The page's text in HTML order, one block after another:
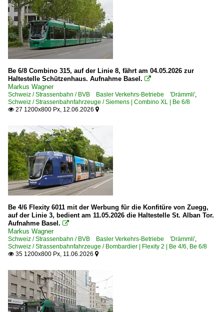
Be 6/8 Combino 315, auf der Linie 8, fährt am 04.05.2026 zur
Haltestelle Schützenhaus. Aufnahme Basel. 
Markus Wagner
Schweiz / Strassenbahn / BVB Basler Verkehrs-Betriebe 'Drämmli',
Schweiz / Strassenbahnfahrzeuge / Siemens | Combino XL | Be 6/8
 27 1200x800 Px, 12.06.2026 
Be 4/6 Flexity 6011 mit der Werbung für die Konfitüre von Zuegg,
auf der Linie 3, bedient am 11.05.2026 die Haltestelle St. Alban Tor.
Aufnahme Basel. 
Markus Wagner
Schweiz / Strassenbahn / BVB Basler Verkehrs-Betriebe 'Drämmli',
Schweiz / Strassenbahnfahrzeuge / Bombardier | Flexity 2 | Be 4/6, Be 6/8
 35 1200x800 Px, 11.06.2026 